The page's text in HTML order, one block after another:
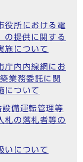
役所における電
の提供に関する
施について
庁内内線網にお
業務委託に関
について
備運転管理等
札の落札者等の
いについて